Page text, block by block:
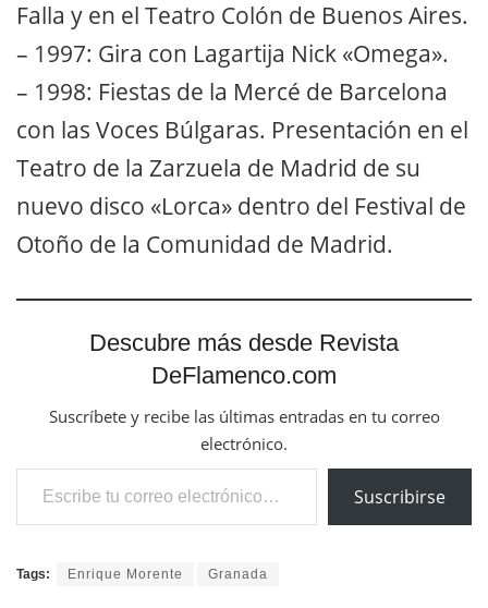
Falla y en el Teatro Colón de Buenos Aires.
– 1997: Gira con Lagartija Nick «Omega».
– 1998: Fiestas de la Mercé de Barcelona
con las Voces Búlgaras. Presentación en el
Teatro de la Zarzuela de Madrid de su
nuevo disco «Lorca» dentro del Festival de
Otoño de la Comunidad de Madrid.
Descubre más desde Revista
DeFlamenco.com
Suscríbete y recibe las últimas entradas en tu correo
electrónico.
Escribe tu correo electrónico…
Suscribirse
Tags: Enrique Morente Granada